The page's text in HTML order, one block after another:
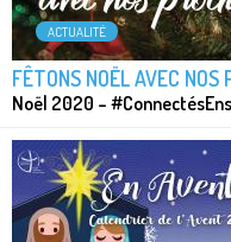
ACTUALITÉ
FÊTONS NOËL AVEC NOS
Noël 2020 –